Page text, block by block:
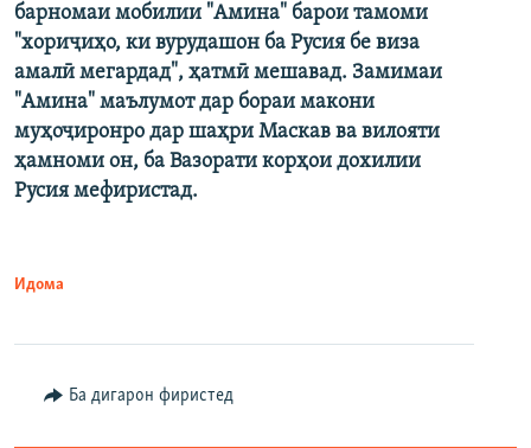
барномаи мобилии "Амина" барои тамоми
"хориҷиҳо, ки вурудашон ба Русия бе виза
амалӣ мегардад", ҳатмӣ мешавад. Замимаи
"Амина" маълумот дар бораи макони
муҳоҷиронро дар шаҳри Маскав ва вилояти
ҳамноми он, ба Вазорати корҳои дохилии
Русия мефиристад.
Идома
Ба дигарон фиристед